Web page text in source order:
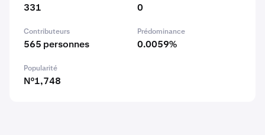
331 0
Contributeurs
565 personnes
Prédominance
0.0059%
Popularité
N°1,748